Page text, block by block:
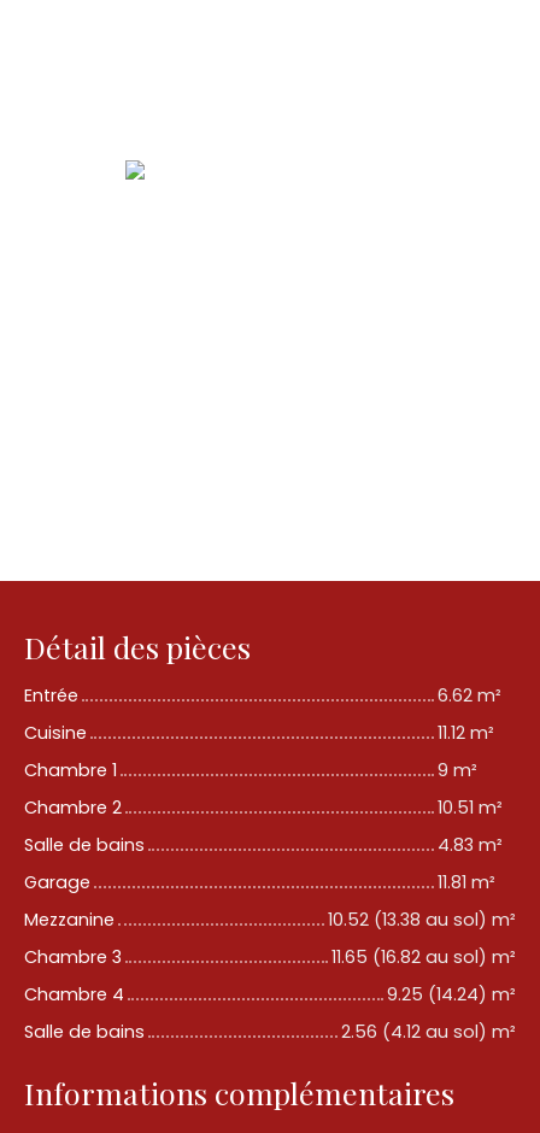
Détail des pièces
Entrée
6.62 m²
Cuisine
11.12 m²
Chambre 1
9 m²
Chambre 2
10.51 m²
Salle de bains
4.83 m²
Garage
11.81 m²
Mezzanine
10.52 (13.38 au sol) m²
Chambre 3
11.65 (16.82 au sol) m²
Chambre 4
9.25 (14.24) m²
Salle de bains
2.56 (4.12 au sol) m²
Informations complémentaires